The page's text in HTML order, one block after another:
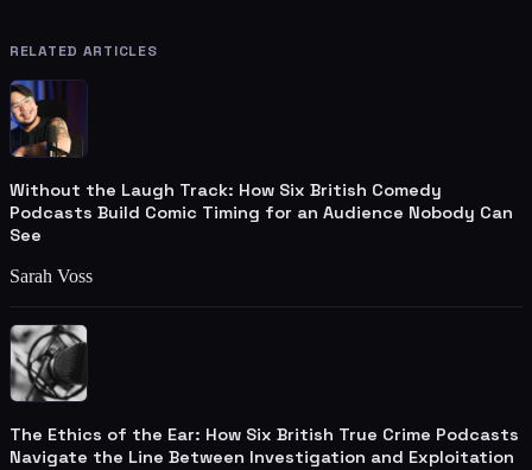
RELATED ARTICLES
Without the Laugh Track: How Six British Comedy
Podcasts Build Comic Timing for an Audience Nobody Can
See
Sarah Voss
The Ethics of the Ear: How Six British True Crime Podcasts
Navigate the Line Between Investigation and Exploitation